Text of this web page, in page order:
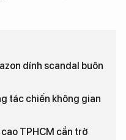
dính scandal buôn
tác chiến không gian
TPHCM cần trở